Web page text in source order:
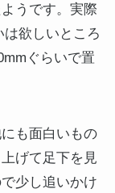
うです。実際
欲しいところ
ぐらいで置
も面白いもの
げて足下を見
少し追いかけ